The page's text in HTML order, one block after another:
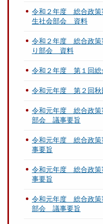
令和２年度 総合政
生社会部会 資料
令和２年度 総合政策
り部会 資料
令和２年度 第１回
令和元年度 第２回
令和元年度 総合政
部会 議事要旨
令和元年度 総合政
事要旨
令和元年度 総合政
事要旨
令和元年度 総合政
部会 議事要旨